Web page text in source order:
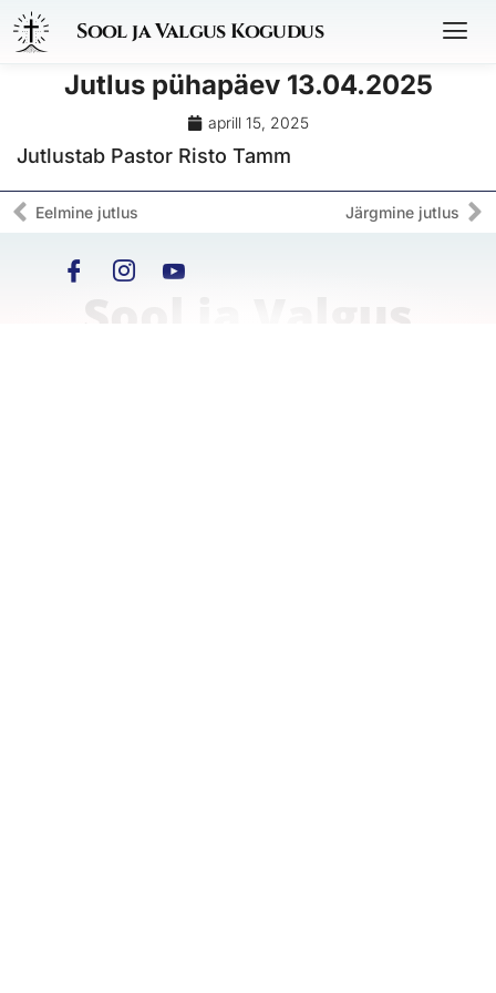
Sool ja Valgus Kogudus
Jutlus pühapäev 13.04.2025
aprill 15, 2025
Jutlustab Pastor Risto Tamm
Eelmine jutlus Järgmine jutlus
Sool ja Valgus